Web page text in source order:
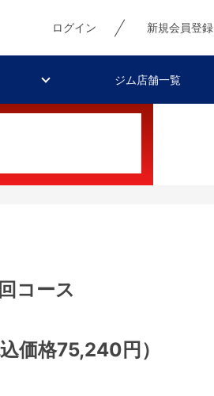
ログイン 新規会員登録
ジム店舗一覧
コース
込価格75,240円）